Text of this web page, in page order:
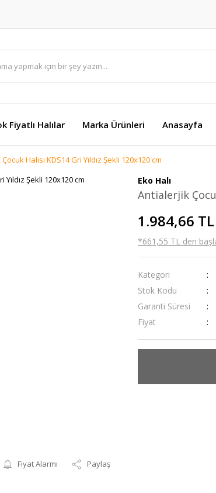
Fiyatlı Halılar Marka Ürünleri Anasayfa
Halısı KDS14 Gri Yıldız Şekli 120x120 cm
Fiyat Alarmı Paylaş
Eko Halı
Antialerjik
1.984,66 TL
*661,55 TL den
Kategori
Stok Kodu
Garanti Süresi
Fiyat